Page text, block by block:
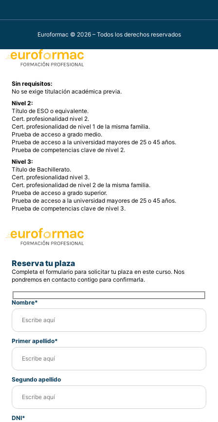
Euroformac © 2026 – Todos los derechos reservados
Sin requisitos:
No se exige titulación académica previa.
Nivel 2:
Título de ESO o equivalente.
Cert. profesionalidad nivel 2.
Cert. profesionalidad de nivel 1 de la misma familia.
Prueba de acceso a grado medio.
Prueba de acceso a la universidad mayores de 25 o 45 años.
Prueba de competencias clave de nivel 2.
Nivel 3:
Título de Bachillerato.
Cert. profesionalidad nivel 3.
Cert. profesionalidad de nivel 2 de la misma familia.
Prueba de acceso a grado superior.
Prueba de acceso a la universidad mayores de 25 o 45 años.
Prueba de competencias clave de nivel 3.
Reserva tu plaza
Completa el formulario para solicitar tu plaza en este curso. Nos
pondremos en contacto contigo para confirmarla.
Nombre*
Primer apellido*
Segundo apellido
DNI*